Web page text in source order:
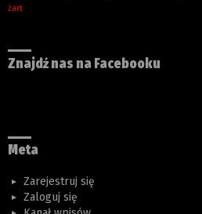
żart
Znajdź nas na Facebooku
Meta
Zarejestruj się
Zaloguj się